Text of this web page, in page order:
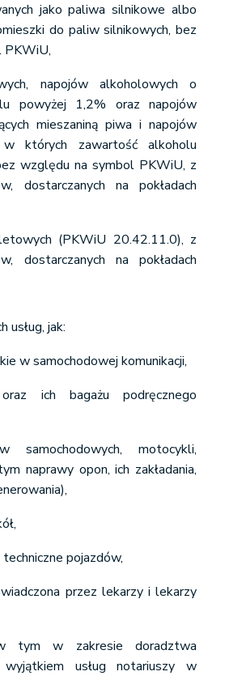
jako paliwa silnikowe albo
do paliw silnikowych, bez
PKWiU,
napojów alkoholowych o
powyżej 1,2% oraz napojów
mieszaniną piwa i napojów
w których zawartość alkoholu
względu na symbol PKWiU, z
dostarczanych na pokładach
(PKWiU 20.42.11.0), z
dostarczanych na pokładach
usług, jak:
w samochodowej komunikacji,
ich bagażu podręcznego
samochodowych, motocykli,
naprawy opon, ich zakładania,
pojazdów,
przez lekarzy i lekarzy
tym w zakresie doradztwa
usług notariuszy w